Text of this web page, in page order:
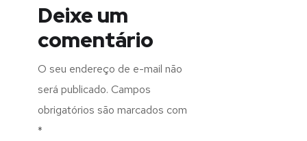
Deixe um
comentário
O seu endereço de e-mail não
será publicado. Campos
obrigatórios são marcados com
*